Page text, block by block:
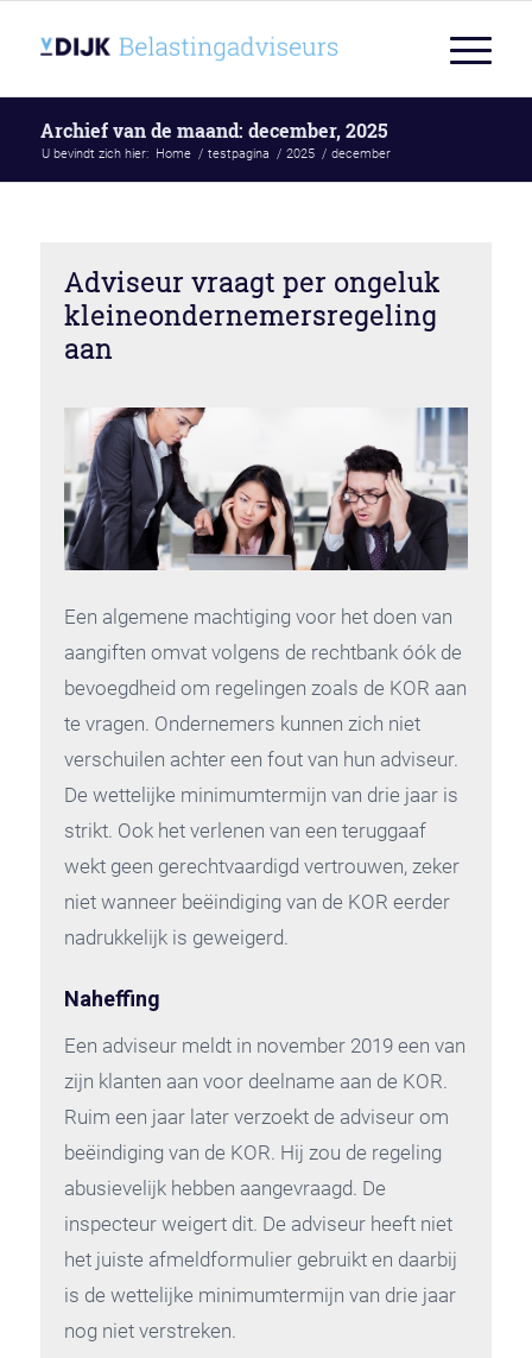
Archief van de maand: december, 2025
U bevindt zich hier: Home / testpagina / 2025 / december
Adviseur vraagt per ongeluk
kleineondernemersregeling
aan
Een algemene machtiging voor het doen van
aangiften omvat volgens de rechtbank óók de
bevoegdheid om regelingen zoals de KOR aan
te vragen. Ondernemers kunnen zich niet
verschuilen achter een fout van hun adviseur.
De wettelijke minimumtermijn van drie jaar is
strikt. Ook het verlenen van een teruggaaf
wekt geen gerechtvaardigd vertrouwen, zeker
niet wanneer beëindiging van de KOR eerder
nadrukkelijk is geweigerd.
Naheffing
Een adviseur meldt in november 2019 een van
zijn klanten aan voor deelname aan de KOR.
Ruim een jaar later verzoekt de adviseur om
beëindiging van de KOR. Hij zou de regeling
abusievelijk hebben aangevraagd. De
inspecteur weigert dit. De adviseur heeft niet
het juiste afmeldformulier gebruikt en daarbij
is de wettelijke minimumtermijn van drie jaar
nog niet verstreken.